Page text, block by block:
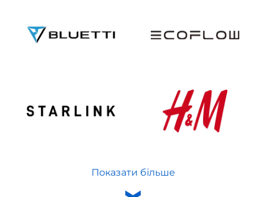
Показати більше